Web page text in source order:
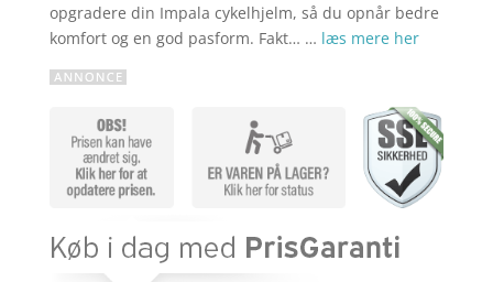
opgradere din Impala cykelhjelm, så du opnår bedre
komfort og en god pasform. Fakt… … læs mere her